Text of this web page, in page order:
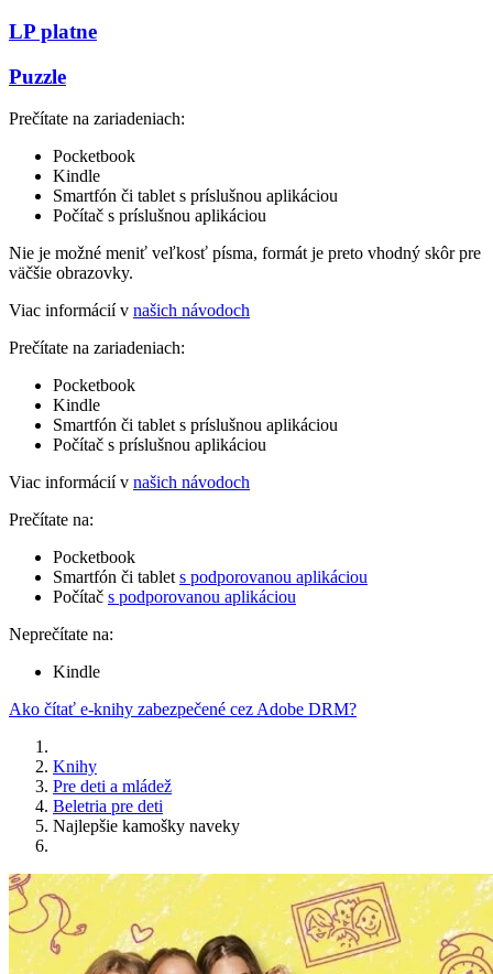
LP platne
Puzzle
Prečítate na zariadeniach:
Pocketbook
Kindle
Smartfón či tablet s príslušnou aplikáciou
Počítač s príslušnou aplikáciou
Nie je možné meniť veľkosť písma, formát je preto vhodný skôr pre
väčšie obrazovky.
Viac informácií v našich návodoch
Prečítate na zariadeniach:
Pocketbook
Kindle
Smartfón či tablet s príslušnou aplikáciou
Počítač s príslušnou aplikáciou
Viac informácií v našich návodoch
Prečítate na:
Pocketbook
Smartfón či tablet s podporovanou aplikáciou
Počítač s podporovanou aplikáciou
Neprečítate na:
Kindle
Ako čítať e-knihy zabezpečené cez Adobe DRM?
Knihy
Pre deti a mládež
Beletria pre deti
Najlepšie kamošky naveky